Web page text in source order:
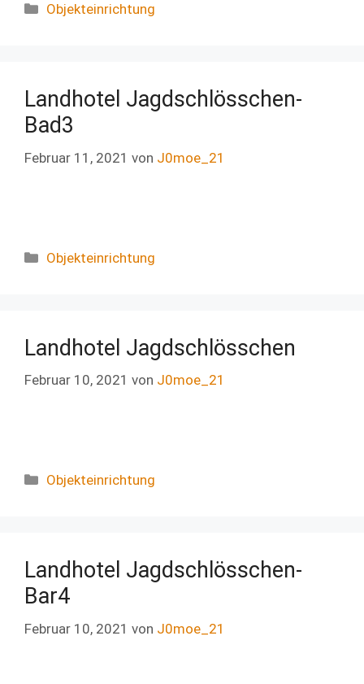
Objekteinrichtung
Landhotel Jagdschlösschen-
Bad3
Februar 11, 2021 von J0moe_21
Objekteinrichtung
Landhotel Jagdschlösschen
Februar 10, 2021 von J0moe_21
Objekteinrichtung
Landhotel Jagdschlösschen-
Bar4
Februar 10, 2021 von J0moe_21